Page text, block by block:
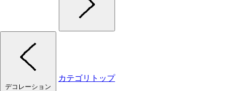
デコレーション
カテゴリトップ